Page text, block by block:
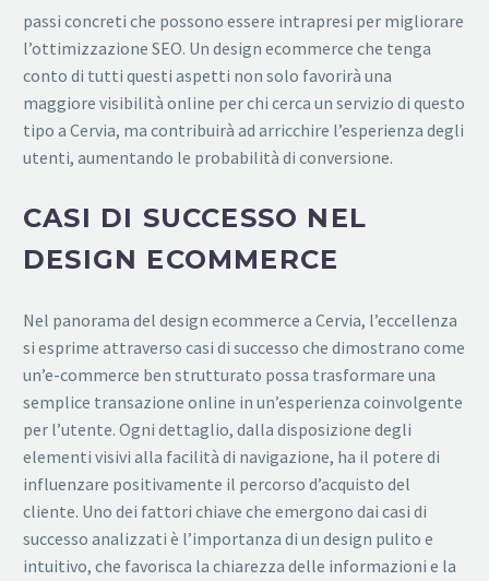
passi concreti che possono essere intrapresi per migliorare
l’ottimizzazione SEO. Un design ecommerce che tenga
conto di tutti questi aspetti non solo favorirà una
maggiore visibilità online per chi cerca un servizio di questo
tipo a Cervia, ma contribuirà ad arricchire l’esperienza degli
utenti, aumentando le probabilità di conversione.
CASI DI SUCCESSO NEL
DESIGN ECOMMERCE
Nel panorama del design ecommerce a Cervia, l’eccellenza
si esprime attraverso casi di successo che dimostrano come
un’e-commerce ben strutturato possa trasformare una
semplice transazione online in un’esperienza coinvolgente
per l’utente. Ogni dettaglio, dalla disposizione degli
elementi visivi alla facilità di navigazione, ha il potere di
influenzare positivamente il percorso d’acquisto del
cliente. Uno dei fattori chiave che emergono dai casi di
successo analizzati è l’importanza di un design pulito e
intuitivo, che favorisca la chiarezza delle informazioni e la